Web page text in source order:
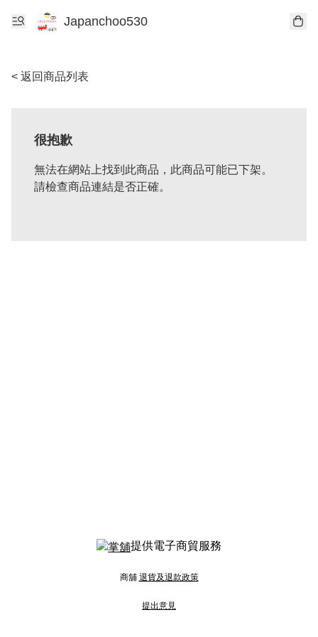
Japanchoo530
< 返回商品列表
很抱歉
無法在網站上找到此商品，此商品可能已下架。
請檢查商品連結是否正確。
提供電子商貿服務
商舖 退貨及退款政策
提出意見